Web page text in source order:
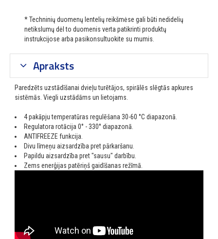
* Techninių duomenų lentelių reikšmėse gali būti nedidelių
netikslumų dėl to duomenis verta patikrinti produktų
instrukcijose arba pasikonsultuokite su mumis.
Apraksts
Paredzēts uzstādīšanai dvieļu turētājos, spirālēs slēgtās apkures
sistēmās. Viegli uzstādāms un lietojams.
4 pakāpju temperatūras regulēšana 30-60 °C diapazonā.
Regulatora rotācija 0° - 330° diapazonā.
ANTIFREEZE funkcija.
Divu līmeņu aizsardzība pret pārkaršanu.
Papildu aizsardzība pret "sausu" darbību.
Zems enerģijas patēriņš gaidīšanas režīmā.